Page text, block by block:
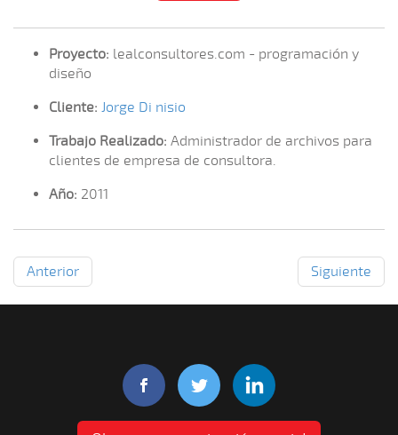
Proyecto: lealconsultores.com - programación y
diseño
Cliente: Jorge Di nisio
Trabajo Realizado: Administrador de archivos para
clientes de empresa de consultora.
Año: 2011
Anterior Siguiente